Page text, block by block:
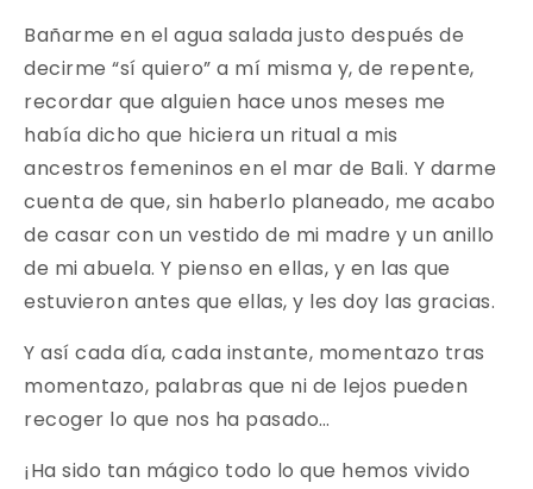
Bañarme en el agua salada justo después de
decirme “sí quiero” a mí misma y, de repente,
recordar que alguien hace unos meses me
había dicho que hiciera un ritual a mis
ancestros femeninos en el mar de Bali. Y darme
cuenta de que, sin haberlo planeado, me acabo
de casar con un vestido de mi madre y un anillo
de mi abuela. Y pienso en ellas, y en las que
estuvieron antes que ellas, y les doy las gracias.
Y así cada día, cada instante, momentazo tras
momentazo, palabras que ni de lejos pueden
recoger lo que nos ha pasado…
¡Ha sido tan mágico todo lo que hemos vivido